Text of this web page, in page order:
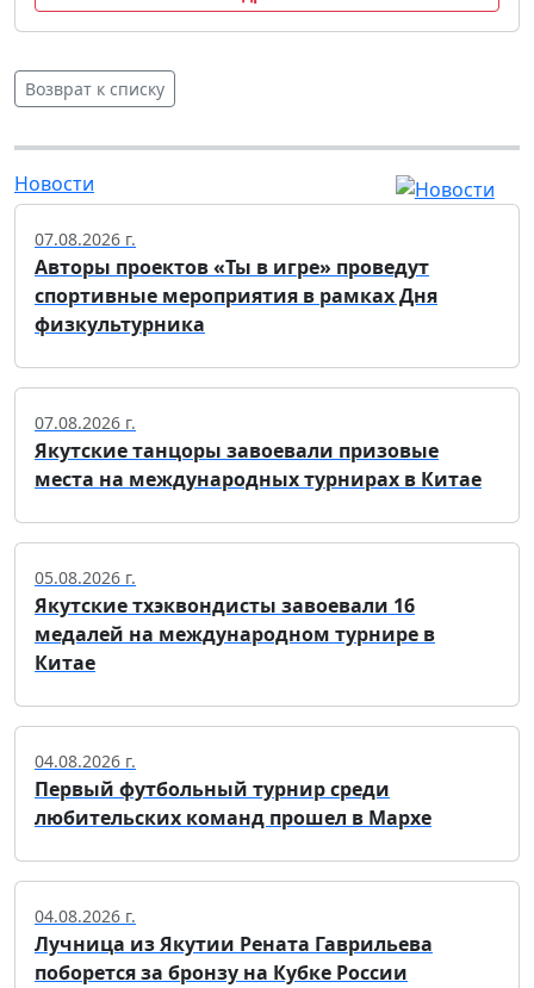
Возврат к списку
Новости
07.08.2026 г.
Авторы проектов «Ты в игре» проведут
спортивные мероприятия в рамках Дня
физкультурника
07.08.2026 г.
Якутские танцоры завоевали призовые
места на международных турнирах в Китае
05.08.2026 г.
Якутские тхэквондисты завоевали 16
медалей на международном турнире в
Китае
04.08.2026 г.
Первый футбольный турнир среди
любительских команд прошел в Мархе
04.08.2026 г.
Лучница из Якутии Рената Гаврильева
поборется за бронзу на Кубке России